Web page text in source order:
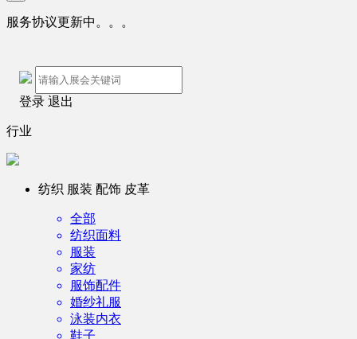
服务协议更新中。。。
登录 退出
行业
纺织 服装 配饰 皮革
全部
纺织面料
服装
家纺
服饰配件
婚纱礼服
泳装内衣
鞋子